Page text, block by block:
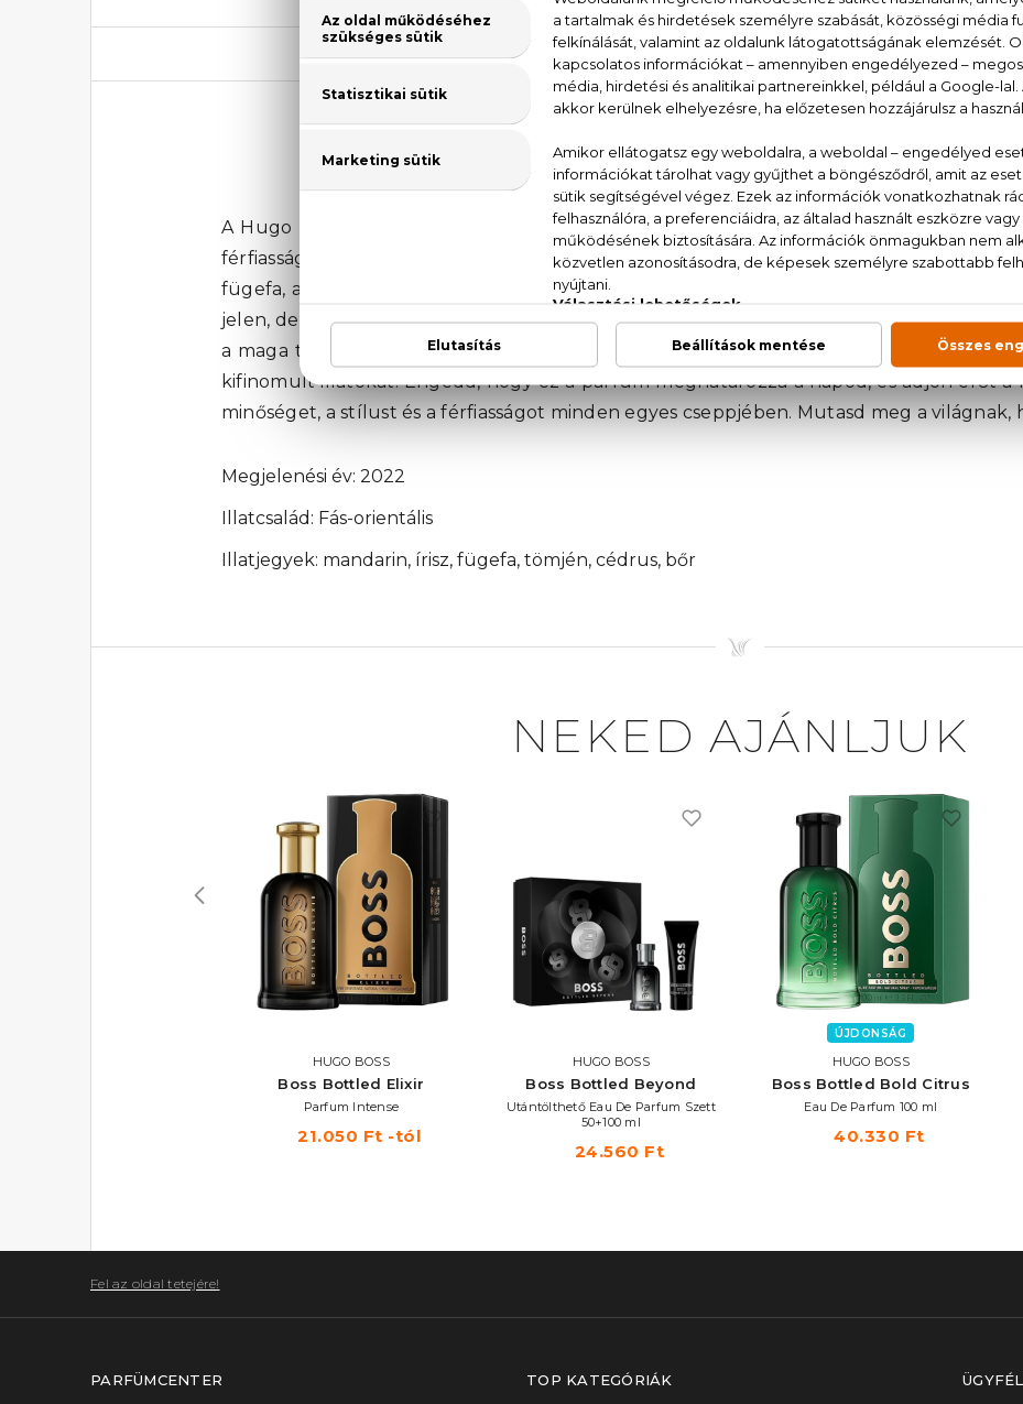
SZÁLLÍTÁS
Boss Bottled Szett - Parfum 50 ml + Deo spray 150 ml
A Hugo Boss Boss Bottled férfi parfüm markáns karaktert ad a viselőjének. A fás-
férfiasság és az erő jegyeit hordozza magában. Az illatösszetevők között
fügefa, a tömjén, a cédrus és a bőr. Mindezek az összetevők együtt egy olyan illatot
jelen, de nem tolakodó. A Boss Bottled Parfum egy igazi utazás az illatok világában,
a maga teljességében érvényesül. Próbáld ki a Hugo Boss Boss Bottled Parfumot, ha
kifinomult illatokat. Engedd, hogy ez a parfüm meghatározza a napod, és adjon erőt a
minőséget, a stílust és a férfiasságot minden egyes cseppjében. Mutasd meg a világnak,
Megjelenési év: 2022
Illatcsalád: Fás-orientális
Illatjegyek: mandarin, írisz, fügefa, tömjén, cédrus, bőr
NEKED AJÁNLJUK
HUGO BOSS
Boss Bottled Elixir
Parfum Intense
21.050 Ft -tól
HUGO BOSS
Boss Bottled Beyond
Utántölthető Eau De Parfum Szett
50+100 ml
24.560 Ft
ÚJDONSÁG
HUGO BOSS
Boss Bottled Bold Citrus
Eau De Parfum 100 ml
40.330 Ft
Fel az oldal tetejére!
PARFÜMCENTER TOP KATEGÓRIÁK